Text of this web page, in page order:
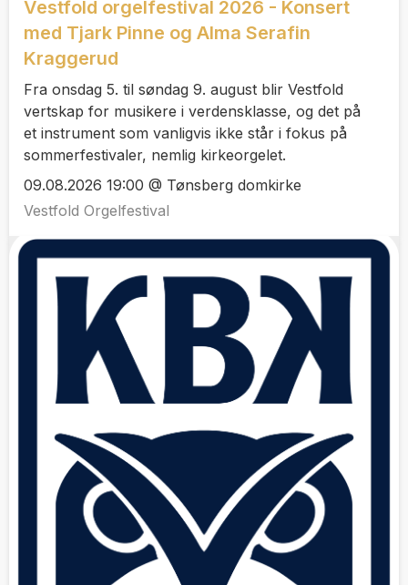
Vestfold orgelfestival 2026 - Konsert
med Tjark Pinne og Alma Serafin
Kraggerud
Fra onsdag 5. til søndag 9. august blir Vestfold
vertskap for musikere i verdensklasse, og det på
et instrument som vanligvis ikke står i fokus på
sommerfestivaler, nemlig kirkeorgelet.
09.08.2026 19:00 @ Tønsberg domkirke
Vestfold Orgelfestival